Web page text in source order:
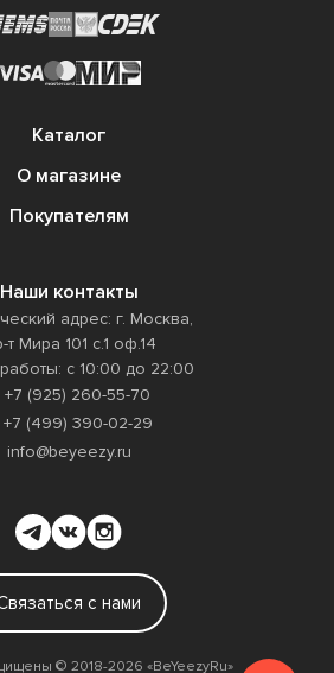
Каталог
О магазине
Покупателям
Наши контакты
адрес: г. Москва,
т Мира 101 с.1 оф.14
с 10:00 до 22:00
+7 (925) 260-55-70
+7 (499) 390-02-29
info@beyeezy.ru
с нами
©️ 2018-2026 «BeYeezyRu»